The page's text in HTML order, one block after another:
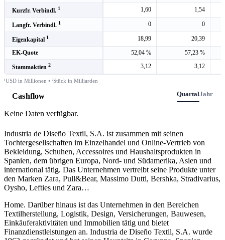
Kurzfr. Verbindl. 1 1,60 1,54
Langfr. Verbindl. 1 0 0
Eigenkapital 1 18,99
20,39
EK-Quote
52,04 % 57,23 %
Stammaktien 2 3,12 3,12
¹USD in Millionen • ²Stück in Milliarden
Cashflow QuartalJahr
Keine Daten verfügbar.
Industria de Diseño Textil, S.A. ist zusammen mit seinen
Tochtergesellschaften im Einzelhandel und Online-Vertrieb von
Bekleidung, Schuhen, Accessoires und Haushaltsprodukten in
Spanien, dem übrigen Europa, Nord- und Südamerika, Asien und
international tätig. Das Unternehmen vertreibt seine Produkte unter
den Marken Zara, Pull&Bear, Massimo Dutti, Bershka, Stradivarius,
Oysho, Lefties und Zara…
Home. Darüber hinaus ist das Unternehmen in den Bereichen
Textilherstellung, Logistik, Design, Versicherungen, Bauwesen,
Einkäuferaktivitäten und Immobilien tätig und bietet
Finanzdienstleistungen an. Industria de Diseño Textil, S.A. wurde